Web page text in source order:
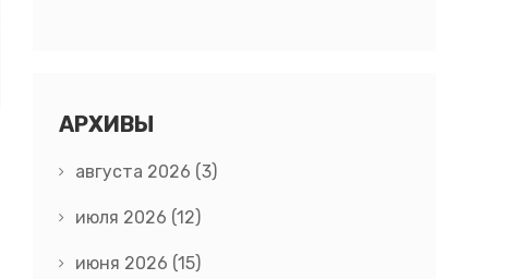
АРХИВЫ
августа 2026 (3)
июля 2026 (12)
июня 2026 (15)